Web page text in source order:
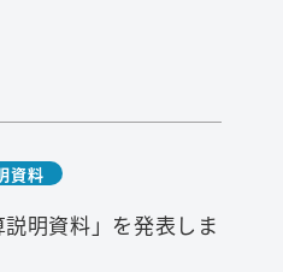
資料
説明資料」を発表しま